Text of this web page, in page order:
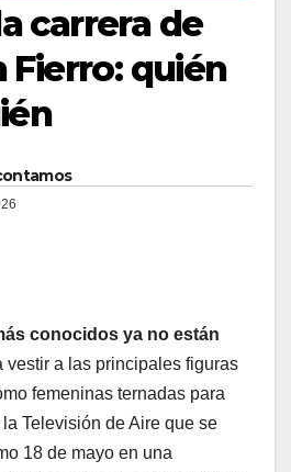
carrera de
Fierro: quién
conocidos ya no están
vestir a las principales figuras
femeninas ternadas para
Televisión de Aire que se
18 de mayo en una